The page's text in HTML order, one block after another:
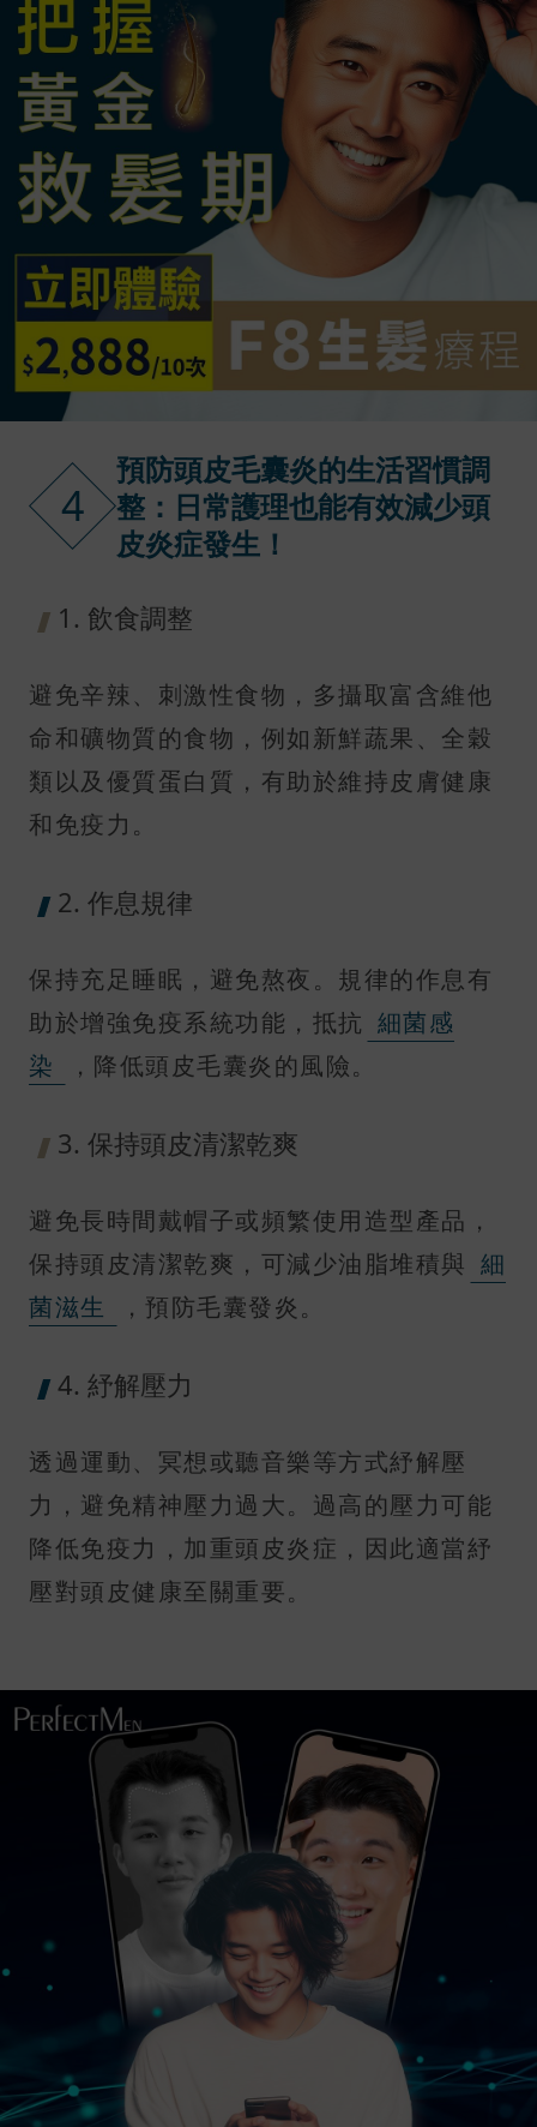
4
預防頭皮毛囊炎的生活習慣調
整：日常護理也能有效減少頭
皮炎症發生！
1. 飲食調整
避免辛辣、刺激性食物，多攝取富含維他
命和礦物質的食物，例如新鮮蔬果、全穀
類以及優質蛋白質，有助於維持皮膚健康
和免疫力。
2. 作息規律
保持充足睡眠，避免熬夜。規律的作息有
助於增強免疫系統功能，抵抗 細菌感
染
，降低頭皮毛囊炎的風險。
3. 保持頭皮清潔乾爽
避免長時間戴帽子或頻繁使用造型產品，
保持頭皮清潔乾爽，可減少油脂堆積與 細
菌滋生
，預防毛囊發炎。
4. 紓解壓力
透過運動、冥想或聽音樂等方式紓解壓
力，避免精神壓力過大。過高的壓力可能
降低免疫力，加重頭皮炎症，因此適當紓
壓對頭皮健康至關重要。